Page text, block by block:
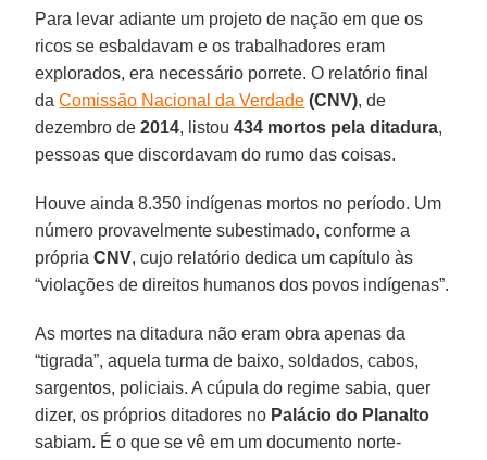
Para levar adiante um projeto de nação em que os
ricos se esbaldavam e os trabalhadores eram
explorados, era necessário porrete. O relatório final
daComissão Nacional da Verdade (CNV), de
dezembro de2014, listou434 mortos pela ditadura,
pessoas que discordavam do rumo das coisas.
Houve ainda 8.350 indígenas mortos no período. Um
número provavelmente subestimado, conforme a
própriaCNV, cujo relatório dedica um capítulo às
“violações de direitos humanos dos povos indígenas”.
As mortes na ditadura não eram obra apenas da
“tigrada”, aquela turma de baixo, soldados, cabos,
sargentos, policiais. A cúpula do regime sabia, quer
dizer, os próprios ditadores no Palácio do Planalto
sabiam. É o que se vê em um documento norte-